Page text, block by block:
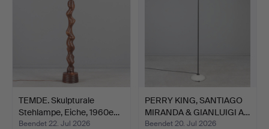
TEMDE. Skulpturale
Stehlampe, Eiche, 1960e…
Beendet 22. Jul 2026
PERRY KING, SANTIAGO
MIRANDA & GIANLUIGI A…
Beendet 20. Jul 2026